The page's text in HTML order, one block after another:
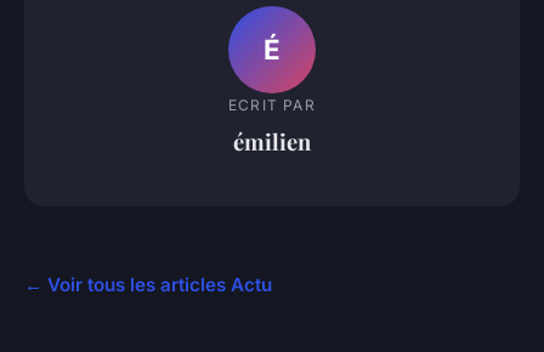
É
ECRIT PAR
émilien
← Voir tous les articles Actu